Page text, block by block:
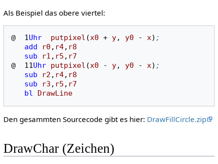
Als Beispiel das obere viertel:
@ 1Uhr putpixel (x0 + y, y0 - x) ;
add
r0 , r4, r8
sub
r1 , r5 , r7
@
11Uhr putpixel (x0 - y, y0 - x) ;
sub
r2 , r4, r8
sub
r3 , r5 , r7
bl
DrawLine
Den gesammten Sourcecode gibt es hier: DrawFillCircle.zip
DrawChar (Zeichen)